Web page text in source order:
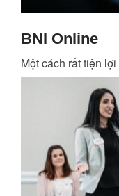
BNI Online
Một cách rất tiện